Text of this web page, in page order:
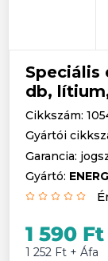
Speciális
db,
Cikkszám:
Gyártói
Garancia:
Gyártó:
1 590 Ft
1 252 Ft + Áfa